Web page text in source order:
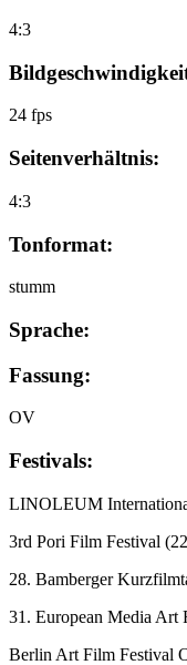
4:3
24 fps
Seitenverhältnis:
4:3
Tonformat:
stumm
Sprache:
Fassung:
OV
Festivals:
LINOLEUM
3rd Pori Film Festival
28. Bamberger
31. European Media Art
Berlin Art Film Festival